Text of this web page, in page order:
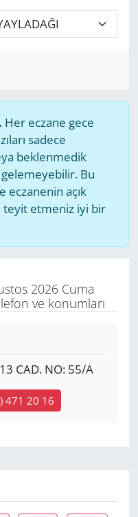
Her eczane gece
sadece
beklenmedik
Bu
eczanenin açık
teyit etmeniz iyi bir
2026 Cuma
ve konumları
CAD. NO: 55/A
471 20 16